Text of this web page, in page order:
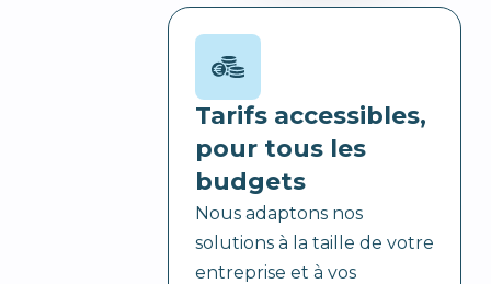
Tarifs accessibles,
pour tous les
budgets
Nous adaptons nos
solutions à la taille de votre
entreprise et à vos